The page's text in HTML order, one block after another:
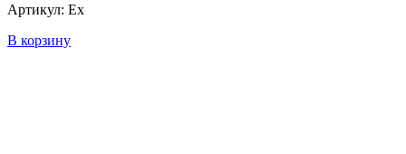
Артикул: Ex
В корзину